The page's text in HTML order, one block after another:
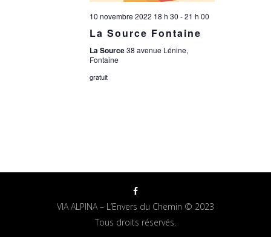
10 novembre 2022 18 h 30 -21 h 00
La Source Fontaine
La Source38 avenue Lénine,
Fontaine
gratuit
VIA ALPINA – L’Envers du Chemin © 2023
Tous droits réservés.